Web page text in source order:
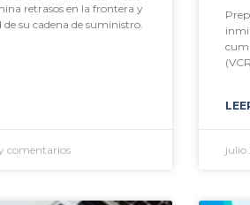
retrasos en la frontera y
su cadena de suministro.
comentarios julio